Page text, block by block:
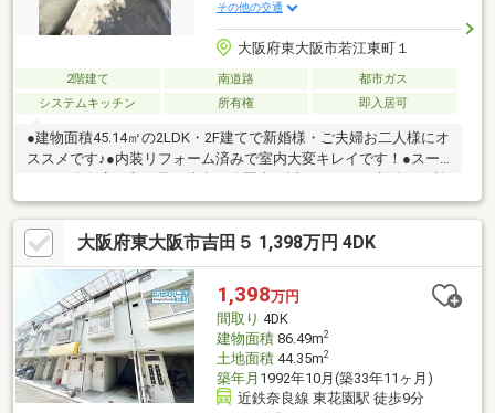
その他の交通
大阪府東大阪市若江東町１
2階建て 南道路
都市ガス
システムキッチン
所有権 即入居可
●建物面積45.14㎡の2LDK・2F建てで新婚様・ご夫婦お二人様にオ
ススメです♪●内装リフォーム済みで室内大変キレイです！●スー
な立地で閑静な住宅街で生活できます！●全室洋室で使いやすい
間取りです！●南向きバルコニーなので陽当たり良好で洗濯物が
乾きやすいです♪●3口コンロ、グリル付きのシステムキッチンで
快適にお料理できます！●温水洗浄便座付きトイレ、3面鏡シャワ
ー付き独立洗面台、モニター付きインターホン等の室内設備が一
通り揃っています！●物件価格もお求めやすく、収益物件として
も適しています！ぜひ一度、ご内覧ください！
大阪府東大阪市吉田５ 1,398万円 4DK
1,398万円
間取り 4DK
建物面積86.49m2
土地面積44.35m2
築年月 1992年10月(築33年11ヶ月)
近鉄奈良線 東花園駅 徒歩9分